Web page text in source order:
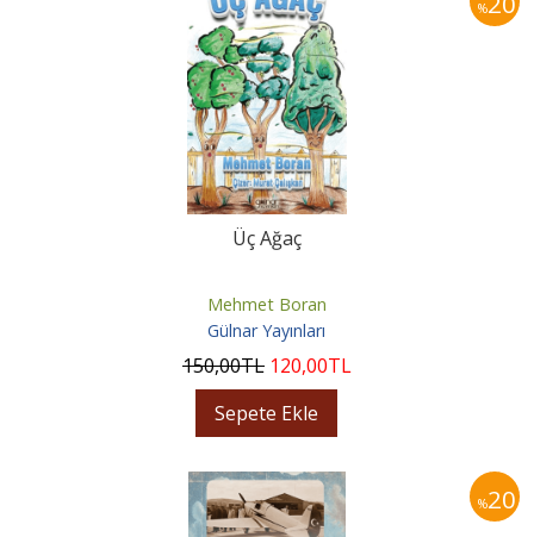
%
Üç Ağaç
Mehmet Boran
Gülnar Yayınları
150,00TL 120,00TL
Sepete Ekle
%20